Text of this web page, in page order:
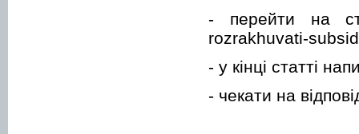
- перейти на
rozrakhuvati-
- у кінці статті
- чекати на